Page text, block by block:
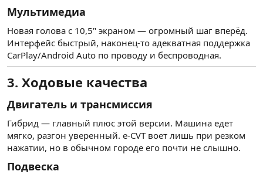
Мультимедиа
Новая голова с 10,5" экраном — огромный шаг вперёд.
Интерфейс быстрый, наконец-то адекватная поддержка
CarPlay/Android Auto по проводу и беспроводная.
3. Ходовые качества
Двигатель и трансмиссия
Гибрид — главный плюс этой версии. Машина едет
мягко, разгон уверенный. e-CVT воет лишь при резком
нажатии, но в обычном городе его почти не слышно.
Подвеска